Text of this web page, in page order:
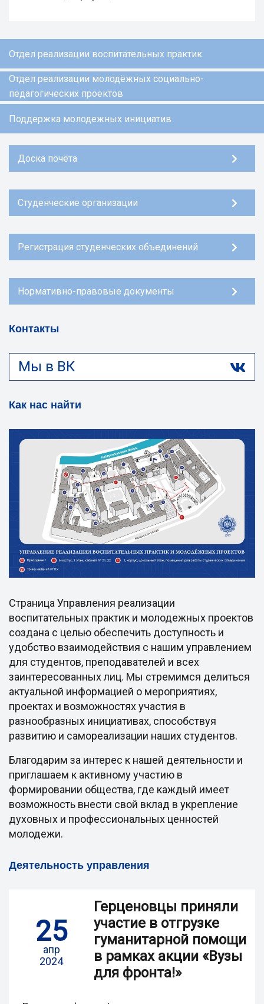
Отдел реализации воспитательных практик
Отдел реализации молодёжных социально-
педагогических проектов
Поддержка молодежных инициатив
Доска почёта
Студенческие организации
Регистрация студенческих объединений
Нормативно-правовые документы
Контакты
Мы в ВК
Как нас найти
Страница Управления реализации
воспитательных практик и молодежных проектов
создана с целью обеспечить доступность и
удобство взаимодействия с нашим управлением
для студентов, преподавателей и всех
заинтересованных лиц. Мы стремимся делиться
актуальной информацией о мероприятиях,
проектах и возможностях участия в
разнообразных инициативах, способствуя
развитию и самореализации наших студентов.
Благодарим за интерес к нашей деятельности и
приглашаем к активному участию в
формировании общества, где каждый имеет
возможность внести свой вклад в укрепление
духовных и профессиональных ценностей
молодежи.
Деятельность управления
25
апр
2024
Герценовцы приняли
участие в отгрузке
гуманитарной помощи
в рамках акции «Вузы
для фронта!»